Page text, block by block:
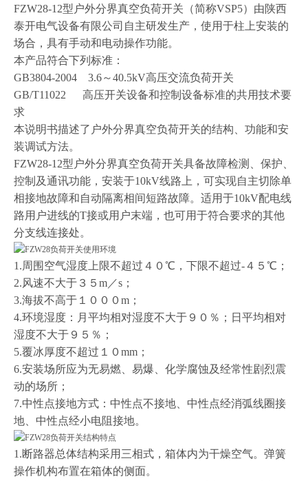
FZW28-12型户外分界真空负荷开关（简称VSP5）由陕西
泰开电气设备有限公司自主研发生产，使用于柱上安装的
场合，具有手动和电动操作功能。
本产品符合下列标准：
GB3804-2004 3.6～40.5kV高压交流负荷开关
GB/T11022 高压开关设备和控制设备标准的共用技术要
求
本说明书描述了户外分界真空负荷开关的结构、功能和安
装调试方法。
FZW28-12型户外分界真空负荷开关具备故障检测、保护、
控制及通讯功能，安装于10kV线路上，可实现自主切除单
相接地故障和自动隔离相间短路故障。适用于10kV配电线
路用户进线的T接或用户末端，也可用于符合要求的其他
分支线连接处。
1.周围空气湿度上限不超过４０℃，下限不超过-４５℃；
2.风速不大于３５ m ／s ；
3.海拔不高于１０００m ；
4.环境湿度：月平均相对湿度不大于９０％；日平均相对
湿度不大于９５％；
5.覆冰厚度不超过１０mm ；
6.安装场所应为无易燃、易爆、化学腐蚀及经常性剧烈震
动的场所；
7.中性点接地方式：中性点不接地、中性点经消弧线圈接
地、中性点经小电阻接地。
1.断路器总体结构采用三相式，箱体内为干燥空气。弹簧
操作机构布置在箱体的侧面。